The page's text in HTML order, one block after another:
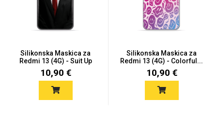
Silikonska Maskica za
Redmi 13 (4G) - Suit Up
10,90 €
Silikonska Maskica za
Redmi 13 (4G) - Colorful...
10,90 €